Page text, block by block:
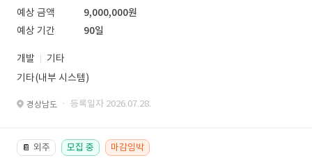
예상 금액
9,000,000원
예상 기간
90일
개발
기타
기타(내부 시스템)
경상남도 · 등록일자 2026.07.28.
📔 외주 모집 중 마감임박